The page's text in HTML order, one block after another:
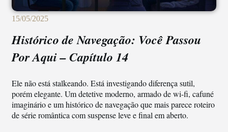
15/05/2025
Histórico de Navegação: Você Passou
Por Aqui – Capítulo 14
Ele não está stalkeando. Está investigando diferença sutil,
porém elegante. Um detetive moderno, armado de wi-fi, cafuné
imaginário e um histórico de navegação que mais parece roteiro
de série romântica com suspense leve e final em aberto.